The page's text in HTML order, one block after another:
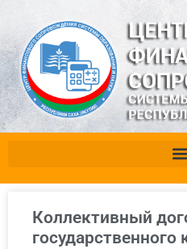
Коллективный
государственного